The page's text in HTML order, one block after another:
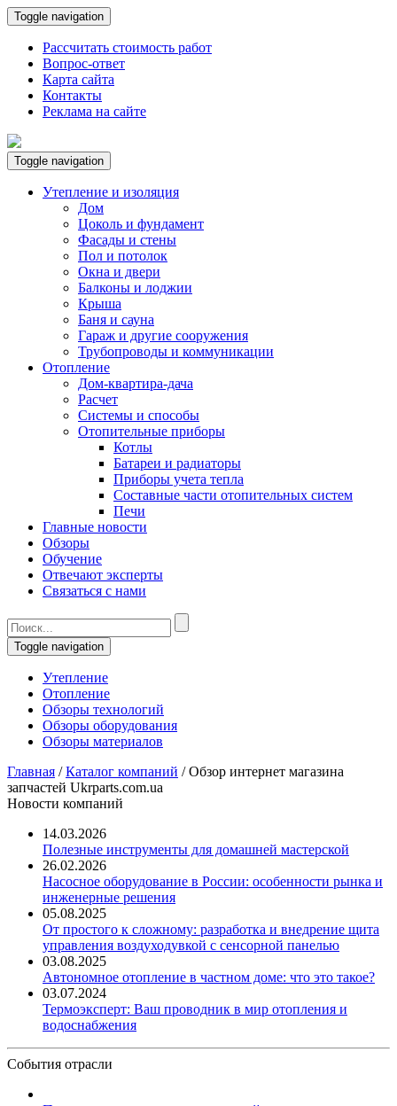
Toggle navigation
Рассчитать стоимость работ
Вопрос-ответ
Карта сайта
Контакты
Реклама на сайте
Toggle navigation
Утепление и изоляция
Дом
Цоколь и фундамент
Фасады и стены
Пол и потолок
Окна и двери
Балконы и лоджии
Крыша
Баня и сауна
Гараж и другие сооружения
Трубопроводы и коммуникации
Отопление
Дом-квартира-дача
Расчет
Системы и способы
Отопительные приборы
Котлы
Батареи и радиаторы
Приборы учета тепла
Составные части отопительных систем
Печи
Главные новости
Обзоры
Обучение
Отвечают эксперты
Связаться с нами
Toggle navigation
Утепление
Отопление
Обзоры технологий
Обзоры оборудования
Обзоры материалов
Главная /Каталог компаний /Обзор интернет магазина
запчастей Ukrparts.com.ua
Новости компаний
14.03.2026
Полезные инструменты для домашней мастерской
26.02.2026
Насосное оборудование в России: особенности рынка и
инженерные решения
05.08.2025
От простого к сложному: разработка и внедрение щита
управления воздуходувкой с сенсорной панелью
03.08.2025
Автономное отопление в частном доме: что это такое?
03.07.2024
Термоэксперт: Ваш проводник в мир отопления и
водоснабжения
События отрасли